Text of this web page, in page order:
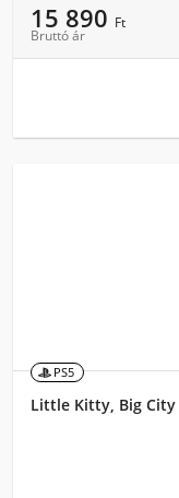
15 890 Ft
Bruttó ár
PS5
Little Kitty, Big City